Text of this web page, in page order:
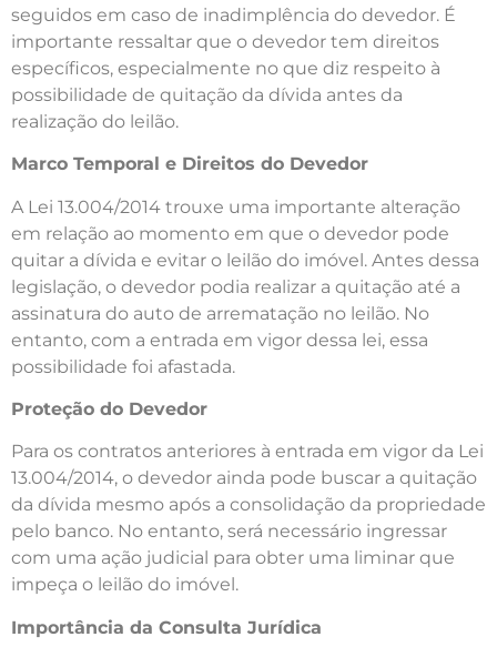
seguidos em caso de inadimplência do devedor. É
importante ressaltar que o devedor tem direitos
específicos, especialmente no que diz respeito à
possibilidade de quitação da dívida antes da
realização do leilão.
Marco Temporal e Direitos do Devedor
A Lei 13.004/2014 trouxe uma importante alteração
em relação ao momento em que o devedor pode
quitar a dívida e evitar o leilão do imóvel. Antes dessa
legislação, o devedor podia realizar a quitação até a
assinatura do auto de arrematação no leilão. No
entanto, com a entrada em vigor dessa lei, essa
possibilidade foi afastada.
Proteção do Devedor
Para os contratos anteriores à entrada em vigor da Lei
13.004/2014, o devedor ainda pode buscar a quitação
da dívida mesmo após a consolidação da propriedade
pelo banco. No entanto, será necessário ingressar
com uma ação judicial para obter uma liminar que
impeça o leilão do imóvel.
Importância da Consulta Jurídica